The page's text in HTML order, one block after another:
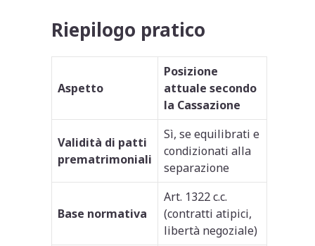
Riepilogo pratico
Aspetto
Posizione
attuale secondo
la Cassazione
Validità di patti
prematrimoniali
Sì, se equilibrati e
condizionati alla
separazione
Base normativa
Art. 1322 c.c.
(contratti atipici,
libertà negoziale)